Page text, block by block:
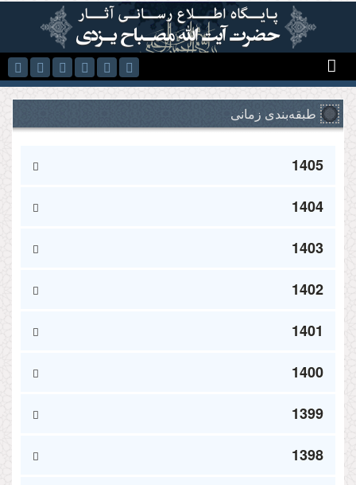
رفتن به محتوای اصلی
طبقه‌بندی زمانی
1405
1404
1403
1402
1401
1400
1399
1398